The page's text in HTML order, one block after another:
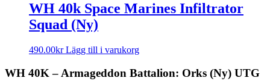
WH 40k Space Marines Infiltrator
Squad (Ny)
490.00kr Lägg till i varukorg
WH 40K – Armageddon Battalion: Orks (Ny) UTG